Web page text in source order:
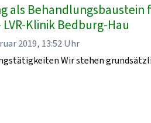
als Behandlungsbaustein
Klinik Bedburg-Hau
2019, 13:52 Uhr
Wir stehen